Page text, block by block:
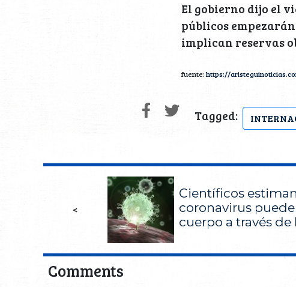
El gobierno dijo el
públicos
implican reservas
fuente:https://
Tagged:
<
Científicos
coronavirus
cuerpo a través de
Comments